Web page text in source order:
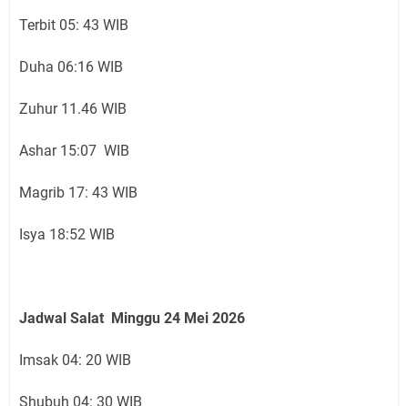
Terbit 05: 43 WIB
Duha 06:16 WIB
Zuhur 11.46 WIB
Ashar 15:07 WIB
Magrib 17: 43 WIB
Isya 18:52 WIB
Jadwal Salat Minggu 24 Mei 2026
Imsak 04: 20 WIB
Shubuh 04: 30 WIB